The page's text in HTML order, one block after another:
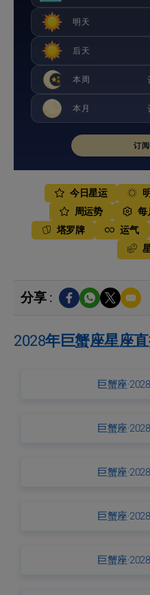
明天
后天
本周
本月
订
今日星运
周运势
每
塔罗牌
运气
分享 :
2028年巨蟹座星座
巨蟹座
巨蟹座
巨蟹座
巨蟹座
巨蟹座